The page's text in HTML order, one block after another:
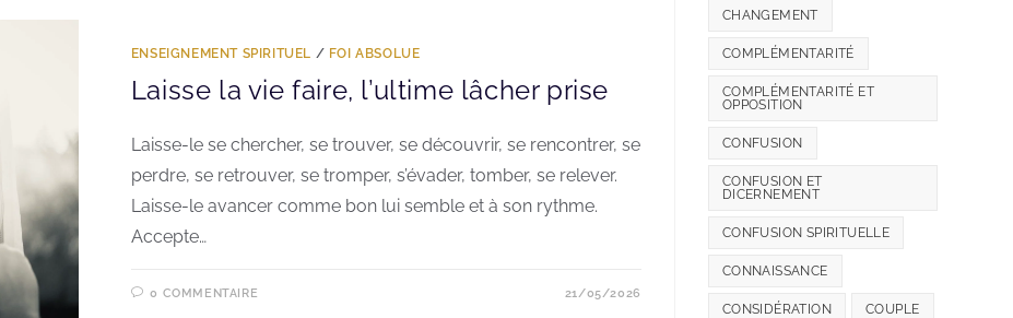
ENSEIGNEMENT SPIRITUEL / FOI ABSOLUE
Laisse la vie faire, l’ultime lâcher prise
Laisse-le se chercher, se trouver, se découvrir, se rencontrer, se
perdre, se retrouver, se tromper, s’évader, tomber, se relever.
Laisse-le avancer comme bon lui semble et à son rythme.
Accepte…
0 COMMENTAIRE 21/05/2026
CHANGEMENT
COMPLÉMENTARITÉ
COMPLÉMENTARITÉ ET
OPPOSITION
CONFUSION
CONFUSION ET
DICERNEMENT
CONFUSION SPIRITUELLE
CONNAISSANCE
CONSIDÉRATION COUPLE